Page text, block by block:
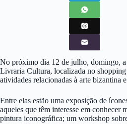
No próximo dia 12 de julho, domingo, a
Livraria Cultura, localizada no
atividades relacionadas à arte bizantina
Entre elas estão uma exposição de
aqueles que têm interesse em conhecer
pintura iconográfica; um workshop